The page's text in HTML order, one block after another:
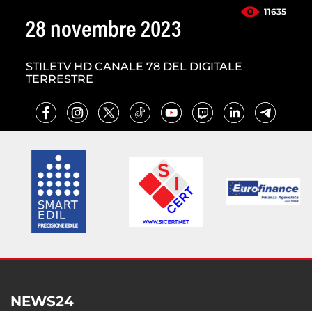
11635
28 novembre 2023
STILETV HD CANALE 78 DEL DIGITALE
TERRESTRE
NEWS24